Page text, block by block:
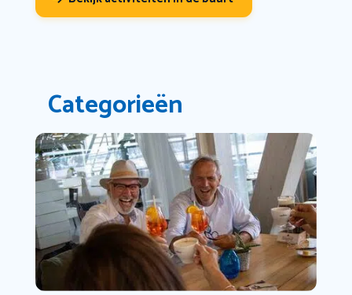
Categorieën